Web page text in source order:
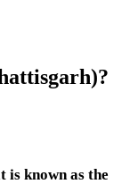
)?
is known as the